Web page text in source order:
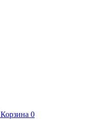
Корзина 0